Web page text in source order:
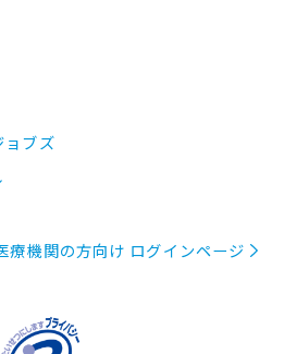
ョブズ
療機関の方向け ログインページ